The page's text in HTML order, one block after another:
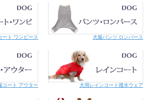
での対応が可能です。
詳細はご利用案内をご覧くださ
ート ワンピース 犬服パンツ ロンパース
コート アウター 犬用レインコート撥水ウェア